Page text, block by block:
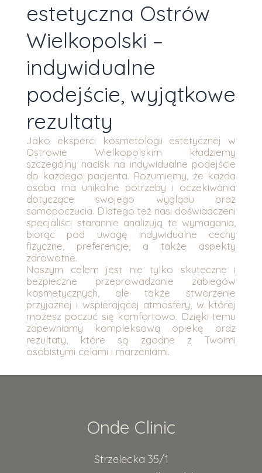
estetyczna Ostrów
Wielkopolski –
indywidualne
podejście, wyjątkowe
rezultaty
Jako eksperci kosmetologii estetycznej w
Ostrowie Wielkopolskim kładziemy
szczególny nacisk na indywidualne podejście
do każdego pacjenta. Rozumiemy, że każda
osoba ma unikalne potrzeby i oczekiwania
dotyczące swojego wyglądu oraz
samopoczucia. Dlatego też nasi doświadczeni
specjaliści starannie analizują te wymagania,
biorąc pod uwagę indywidualne cechy
fizyczne, preferencje, a także aspekty
zdrowotne.
Naszym celem jest nie tylko skuteczne i
bezpieczne przeprowadzanie zabiegów
kosmetycznych, ale także stworzenie
przyjaznej i wspierającej atmosfery, w której
możesz poczuć się komfortowo. Dzięki temu
zapewniamy kompleksową opiekę oraz
rezultaty, które są zgodne z Twoimi
osobistymi celami i marzeniami.
Onde Clinic
Strzelecka 35/1